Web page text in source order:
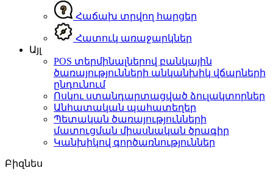
Հաճախ տրվող հարցեր
Հատուկ առաջարկներ
Այլ
POS տերմինալներով բանկային
ծառայությունների անկանխիկ վճարների
ընդունում
Ոսկու ստանդարտացված ձուլակտորներ
Անհատական պահատեղեր
Պետական ծառայությունների
մատուցման միասնական ծրագիր
Կանխիկով գործառնություններ
Բիզնես